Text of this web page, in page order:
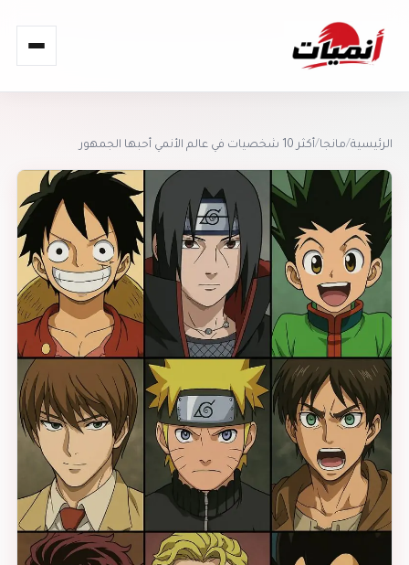
القائمة
الرئيسية/مانجا/أكثر 10 شخصيات في عالم الأنمي أحبها الجمهور